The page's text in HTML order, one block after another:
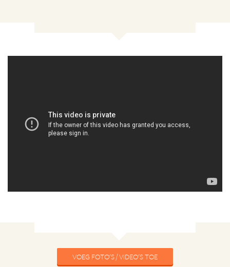
VOEG FOTO'S / VIDEO'S TOE